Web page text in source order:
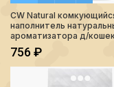
CW Natural
наполнитель
ароматизатора д/
756₽